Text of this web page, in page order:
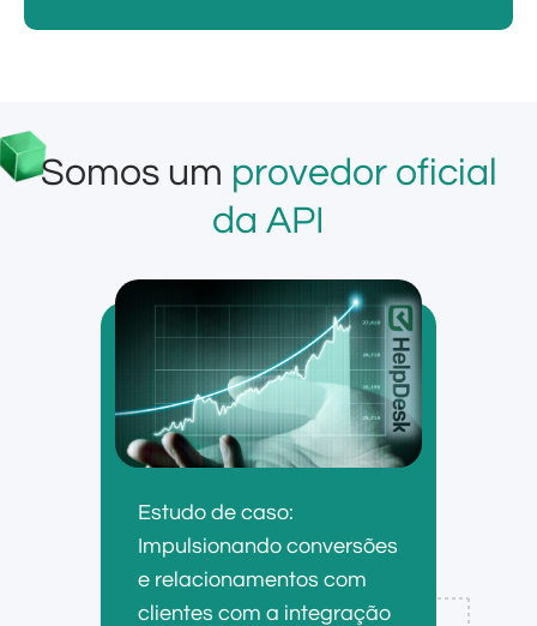
Somos um provedor oficial
da API
Estudo de caso:
Impulsionando conversões
e relacionamentos com
clientes com a integração